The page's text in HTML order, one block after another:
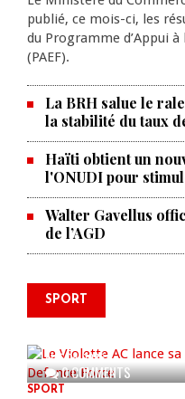
publié, ce mois-ci, les
du Programme d’Appui
(PAEF).
La BRH salue le
la stabilité du taux
Haïti obtient un
l'ONUDI pour
Walter Gavellus
de l’AGD
SPORT
0 COMMENTS
Le Violette AC
AUG 04, 2026
SPORT